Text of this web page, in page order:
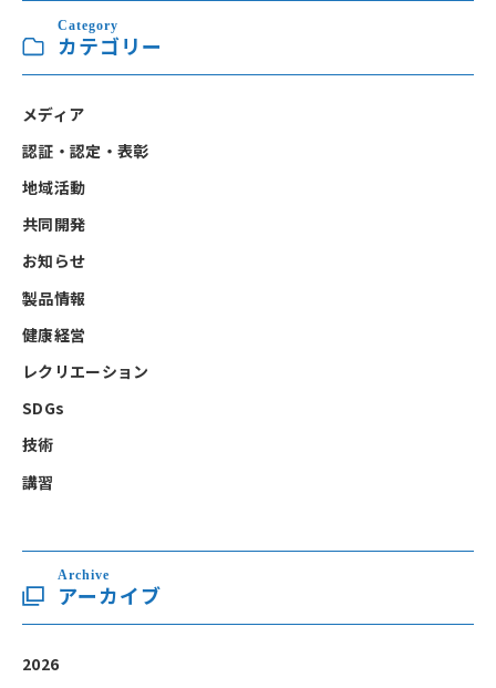
Category
カテゴリー
メディア
認証・認定・表彰
地域活動
共同開発
お知らせ
製品情報
健康経営
レクリエーション
SDGs
技術
講習
Archive
アーカイブ
2026